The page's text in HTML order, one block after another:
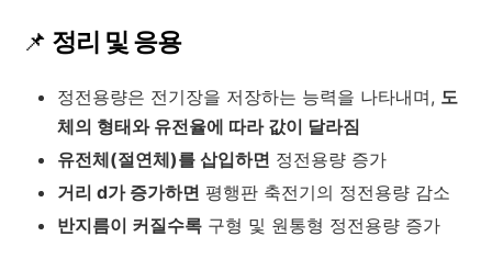
📌 정리 및 응용
정전용량은 전기장을 저장하는 능력을 나타내며, 도
체의 형태와 유전율에 따라 값이 달라짐
유전체(절연체)를 삽입하면 정전용량 증가
거리 d가 증가하면 평행판 축전기의 정전용량 감소
반지름이 커질수록 구형 및 원통형 정전용량 증가